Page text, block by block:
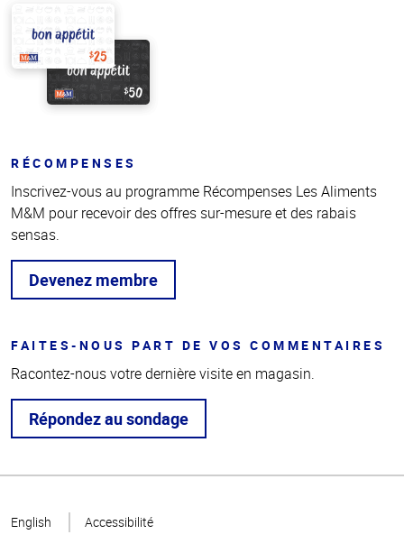
RÉCOMPENSES
Inscrivez-vous au programme Récompenses Les Aliments
M&M pour recevoir des offres sur-mesure et des rabais
sensas.
Devenez membre
FAITES-NOUS PART DE VOS COMMENTAIRES
Racontez-nous votre dernière visite en magasin.
Répondez au sondage
page
English Accessibilité